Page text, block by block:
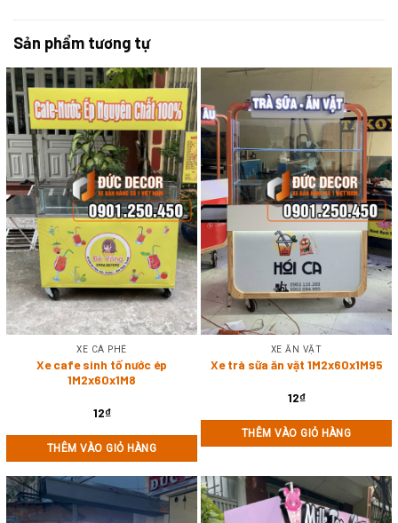
Sản phẩm tương tự
XE CÀ PHÊ
Xe cafe sinh tố nước ép
1M2x60x1M8
12₫
THÊM VÀO GIỎ HÀNG
XE ĂN VẶT
Xe trà sữa ăn vặt 1M2x60x1M95
12₫
THÊM VÀO GIỎ HÀNG